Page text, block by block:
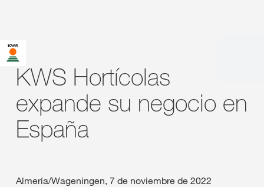
KWS Hortícolas
expande su negocio en
España
Almería/Wageningen, 7 de noviembre de 2022